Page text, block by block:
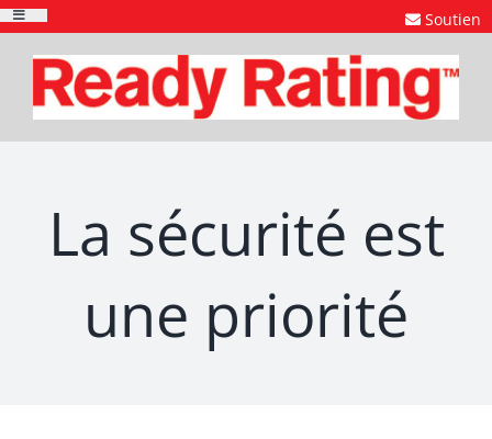
Skip
to
content
Toggle
Soutien
La sécurité est
une priorité